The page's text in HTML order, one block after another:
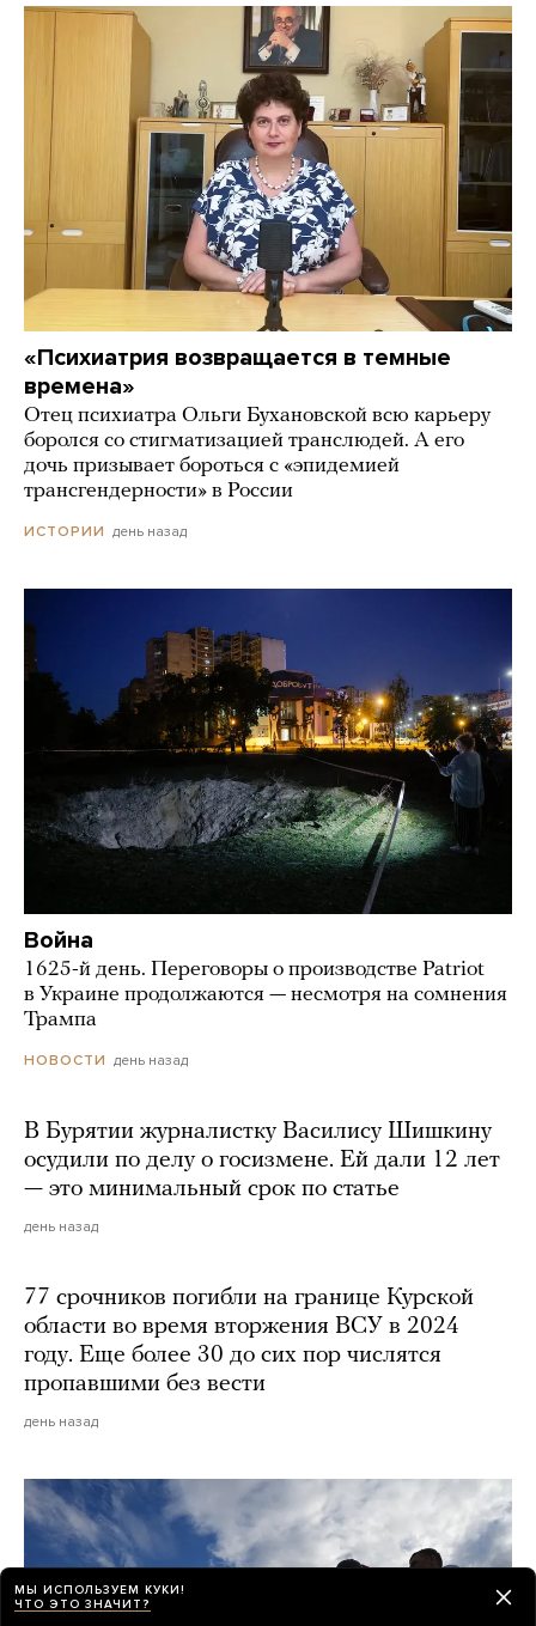
«Психиатрия возвращается в темные
времена»
Отец психиатра Ольги Бухановской всю карьеру
боролся со стигматизацией транслюдей. А его
дочь призывает бороться с «эпидемией
трансгендерности» в России
ИСТОРИИ день назад
Война
1625-й день. Переговоры о производстве Patriot
в Украине продолжаются — несмотря на сомнения
Трампа
НОВОСТИ день назад
В Бурятии журналистку Василису Шишкину
осудили по делу о госизмене. Ей дали 12 лет
— это минимальный срок по статье
день назад
77 срочников погибли на границе Курской
области во время вторжения ВСУ в 2024
году. Еще более 30 до сих пор числятся
пропавшими без вести
день назад
МЫ ИСПОЛЬЗУЕМ КУКИ!
ЧТО ЭТО ЗНАЧИТ?